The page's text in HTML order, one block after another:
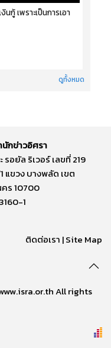
กู้ เพราะเป็นการเอา
ดูทั้งหมด
กข่าวอิศรา
รอยัล ริเวอร์ เลขที่ 219
ขวง บางพลัด เขต
ร 10700
1
ติดต่อเรา |Site Map
All rights